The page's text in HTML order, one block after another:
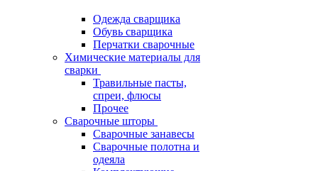
Одежда сварщика
Обувь сварщика
Перчатки сварочные
Химические материалы для
сварки
Травильные пасты,
спреи, флюсы
Прочее
Сварочные шторы
Сварочные занавесы
Сварочные полотна и
одеяла